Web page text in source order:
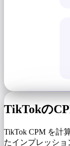
TikTokの
TikTok CPM を計
たインプレッショ